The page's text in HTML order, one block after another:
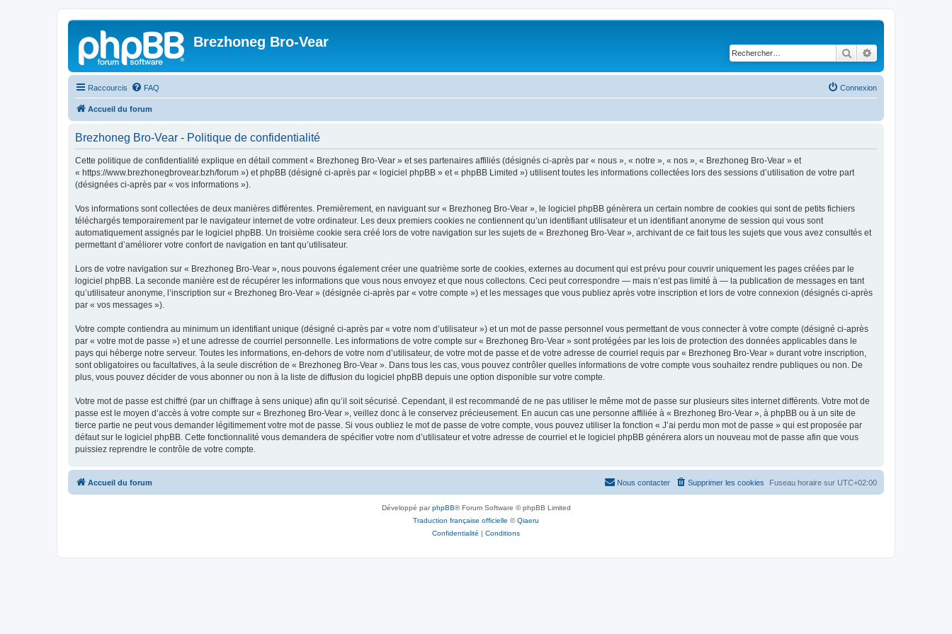
Brezhoneg Bro-Vear
Rechercher
Raccourcis FAQ Connexion
Accueil du forum
Brezhoneg Bro-Vear - Politique de confidentialité
Cette politique de confidentialité explique en détail comment « Brezhoneg Bro-Vear » et ses partenaires affiliés (désignés ci-après par « nous », « notre », « nos », « Brezhoneg Bro-Vear » et
« https://www.brezhonegbrovear.bzh/forum ») et phpBB (désigné ci-après par « logiciel phpBB » et « phpBB Limited ») utilisent toutes les informations collectées lors des sessions d’utilisation de votre part
(désignées ci-après par « vos informations »).
Vos informations sont collectées de deux manières différentes. Premièrement, en naviguant sur « Brezhoneg Bro-Vear », le logiciel phpBB génèrera un certain nombre de cookies qui sont de petits fichiers
téléchargés temporairement par le navigateur internet de votre ordinateur. Les deux premiers cookies ne contiennent qu’un identifiant utilisateur et un identifiant anonyme de session qui vous sont
automatiquement assignés par le logiciel phpBB. Un troisième cookie sera créé lors de votre navigation sur les sujets de « Brezhoneg Bro-Vear », archivant de ce fait tous les sujets que vous avez consultés et
permettant d’améliorer votre confort de navigation en tant qu’utilisateur.
Lors de votre navigation sur « Brezhoneg Bro-Vear », nous pouvons également créer une quatrième sorte de cookies, externes au document qui est prévu pour couvrir uniquement les pages créées par le
logiciel phpBB. La seconde manière est de récupérer les informations que vous nous envoyez et que nous collectons. Ceci peut correspondre — mais n’est pas limité à — la publication de messages en tant
qu’utilisateur anonyme, l’inscription sur « Brezhoneg Bro-Vear » (désignée ci-après par « votre compte ») et les messages que vous publiez après votre inscription et lors de votre connexion (désignés ci-après
par « vos messages »).
Votre compte contiendra au minimum un identifiant unique (désigné ci-après par « votre nom d’utilisateur ») et un mot de passe personnel vous permettant de vous connecter à votre compte (désigné ci-après
par « votre mot de passe ») et une adresse de courriel personnelle. Les informations de votre compte sur « Brezhoneg Bro-Vear » sont protégées par les lois de protection des données applicables dans le
pays qui héberge notre serveur. Toutes les informations, en-dehors de votre nom d’utilisateur, de votre mot de passe et de votre adresse de courriel requis par « Brezhoneg Bro-Vear » durant votre inscription,
sont obligatoires ou facultatives, à la seule discrétion de « Brezhoneg Bro-Vear ». Dans tous les cas, vous pouvez contrôler quelles informations de votre compte vous souhaitez rendre publiques ou non. De
plus, vous pouvez décider de vous abonner ou non à la liste de diffusion du logiciel phpBB depuis une option disponible sur votre compte.
Votre mot de passe est chiffré (par un chiffrage à sens unique) afin qu’il soit sécurisé. Cependant, il est recommandé de ne pas utiliser le même mot de passe sur plusieurs sites internet différents. Votre mot de
passe est le moyen d’accès à votre compte sur « Brezhoneg Bro-Vear », veillez donc à le conservez précieusement. En aucun cas une personne affiliée à « Brezhoneg Bro-Vear », à phpBB ou à un site de
tierce partie ne peut vous demander légitimement votre mot de passe. Si vous oubliez le mot de passe de votre compte, vous pouvez utiliser la fonction « J’ai perdu mon mot de passe » qui est proposée par
défaut sur le logiciel phpBB. Cette fonctionnalité vous demandera de spécifier votre nom d’utilisateur et votre adresse de courriel et le logiciel phpBB générera alors un nouveau mot de passe afin que vous
puissiez reprendre le contrôle de votre compte.
Accueil du forum Fuseau horaire sur UTC+02:00
Supprimer les cookies
Nous contacter
Développé parphpBB® Forum Software © phpBB Limited
Traduction française officielle ©Qiaeru
Confidentialité | Conditions